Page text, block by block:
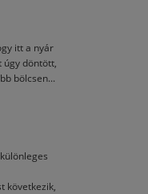
itt a nyár
úgy döntött,
bölcsen...
következik,